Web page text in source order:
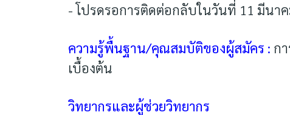
- โปรดรอการติดต่อกลับในวันที่ 11 มีนา
ความรู้พื้นฐาน/คุณสมบัติของผู้สมัคร : ก
เบื้องต้น
วิทยากรและผู้ช่วยวิทยากร